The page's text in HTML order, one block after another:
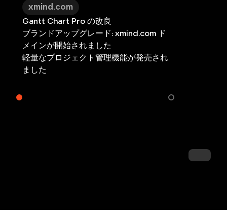
xmind.com
Gantt Chart Pro の改良
ブランドアップグレード: xmind.com ド
メインが開始されました
軽量なプロジェクト管理機能が発売され
ました